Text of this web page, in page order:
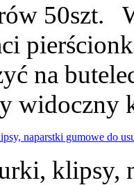
50szt.
na
widoczny
naparstki gumowe do
klipsy,